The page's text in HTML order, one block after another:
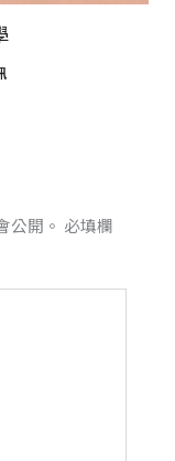
公開。 必填欄